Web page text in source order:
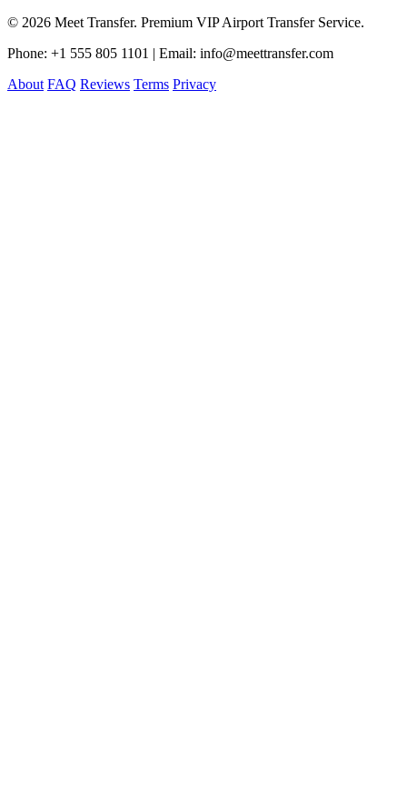
© 2026 Meet Transfer. Premium VIP Airport Transfer Service.
Phone: +1 555 805 1101 | Email: info@meettransfer.com
About FAQ Reviews Terms Privacy